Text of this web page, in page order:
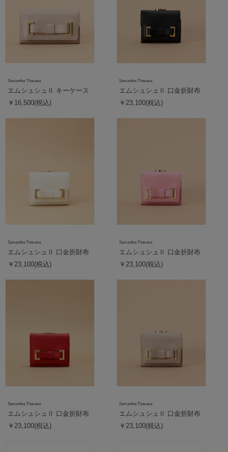
Samantha Thavasa
エムシュシュⅡ キーケース
￥16,500(税込)
Samantha Thavasa
エムシュシュⅡ 口金折財布
￥23,100(税込)
Samantha Thavasa
エムシュシュⅡ 口金折財布
￥23,100(税込)
Samantha Thavasa
エムシュシュⅡ 口金折財布
￥23,100(税込)
Samantha Thavasa
エムシュシュⅡ 口金折財布
￥23,100(税込)
Samantha Thavasa
エムシュシュⅡ 口金折財布
￥23,100(税込)